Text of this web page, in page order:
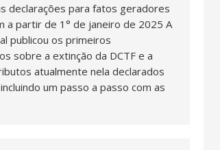
declarações para fatos geradores
a partir de 1° de janeiro de 2025 A
publicou os primeiros
sobre a extinção da DCTF e a
atualmente nela declarados
um passo a passo com as